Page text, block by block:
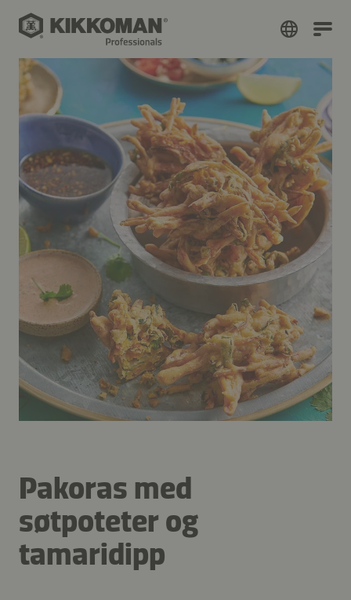
Pakoras med
søtpoteter og
tamaridipp